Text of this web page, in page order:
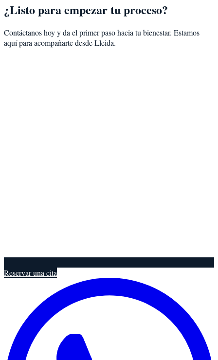
¿Listo para empezar tu proceso?
Contáctanos hoy y da el primer paso hacia tu bienestar. Estamos
aquí para acompañarte desdeLleida.
Reservar una cita